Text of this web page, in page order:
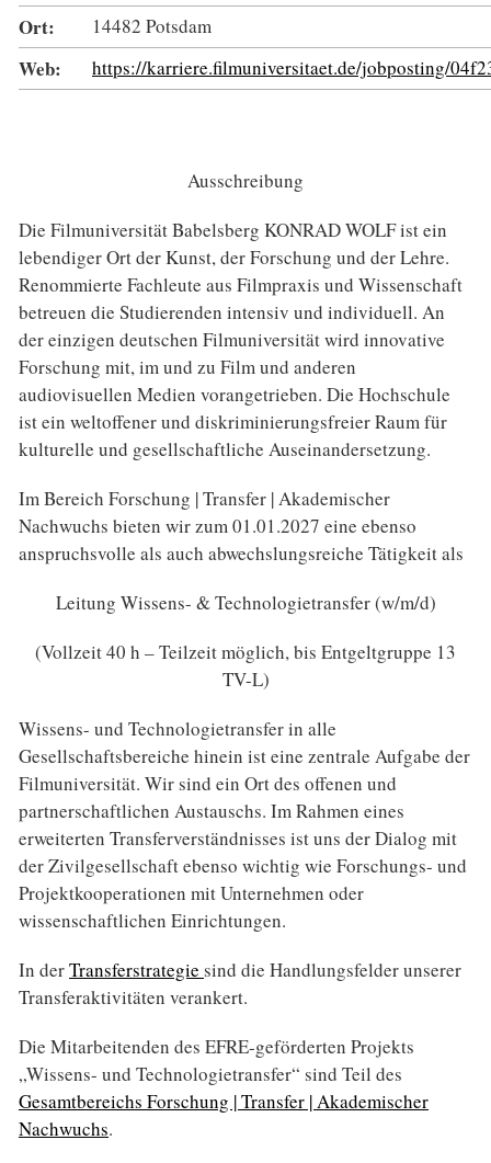
Ort: 14482 Potsdam
Web: https://karriere.filmuniversitaet.de/jobposting/
Ausschreibung
Die Filmuniversität Babelsberg KONRAD WOLF ist ein
lebendiger Ort der Kunst, der Forschung und der Lehre.
Renommierte Fachleute aus Filmpraxis und Wissenschaft
betreuen die Studierenden intensiv und individuell. An
der einzigen deutschen Filmuniversität wird innovative
Forschung mit, im und zu Film und anderen
audiovisuellen Medien vorangetrieben. Die Hochschule
ist ein weltoffener und diskriminierungsfreier Raum für
kulturelle und gesellschaftliche Auseinandersetzung.
Im Bereich Forschung | Transfer | Akademischer
Nachwuchs bieten wir zum 01.01.2027 eine ebenso
anspruchsvolle als auch abwechslungsreiche Tätigkeit als
Leitung Wissens- & Technologietransfer (w/m/d)
(Vollzeit 40 h – Teilzeit möglich, bis Entgeltgruppe 13
TV-L)
Wissens- und Technologietransfer in alle
Gesellschaftsbereiche hinein ist eine zentrale Aufgabe der
Filmuniversität. Wir sind ein Ort des offenen und
partnerschaftlichen Austauschs. Im Rahmen eines
erweiterten Transferverständnisses ist uns der Dialog mit
der Zivilgesellschaft ebenso wichtig wie Forschungs- und
Projektkooperationen mit Unternehmen oder
wissenschaftlichen Einrichtungen.
In derTransferstrategie sind die Handlungsfelder unserer
Transferaktivitäten verankert.
Die Mitarbeitenden des EFRE-geförderten Projekts
„Wissens- und Technologietransfer“ sind Teil des
Gesamtbereichs Forschung | Transfer | Akademischer
Nachwuchs.